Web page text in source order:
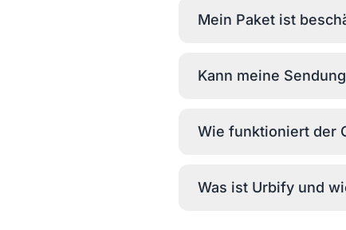
Mein Paket ist
Kann meine
Wie funktioniert der
Was ist Urbify und